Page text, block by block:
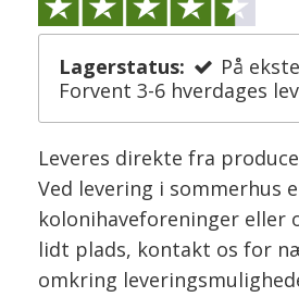
Lagerstatus:
På
Forvent 3-6 hverdages
Leveres direkte fra
Ved levering i sommerhus
kolonihaveforeninger eller
lidt plads, kontakt os for
omkring